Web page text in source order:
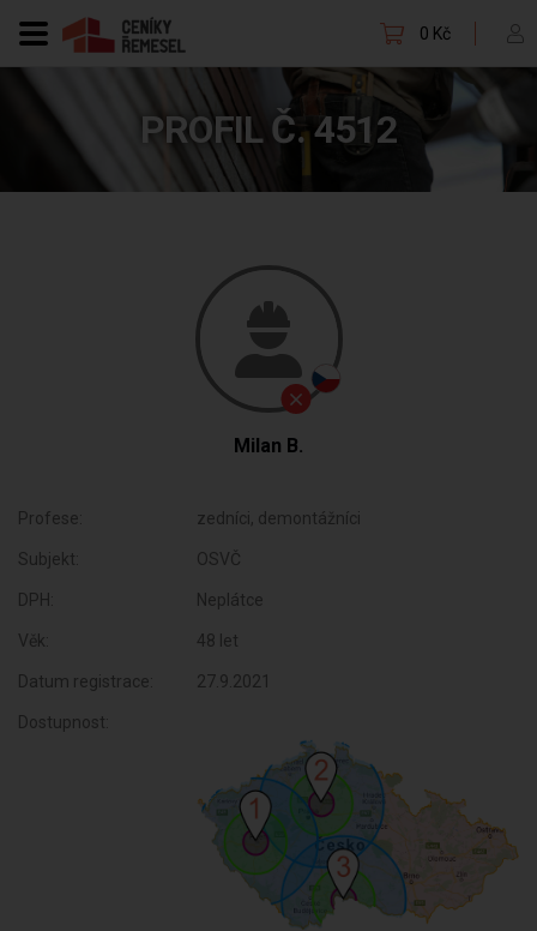
0 Kč
PROFIL Č. 4512
Milan B.
Profese: zedníci, demontážníci
Subjekt: OSVČ
DPH: Neplátce
Věk: 48 let
Datum registrace: 27.9.2021
Dostupnost: